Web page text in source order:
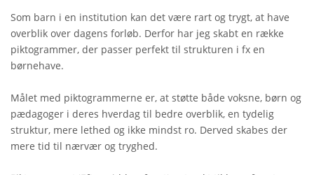
Som barn i en institution kan det være rart og trygt, at have
overblik over dagens forløb. Derfor har jeg skabt en række
piktogrammer, der passer perfekt til strukturen i fx en
børnehave.
Målet med piktogrammerne er, at støtte både voksne, børn og
pædagoger i deres hverdag til bedre overblik, en tydelig
struktur, mere lethed og ikke mindst ro. Derved skabes der
mere tid til nærvær og tryghed.